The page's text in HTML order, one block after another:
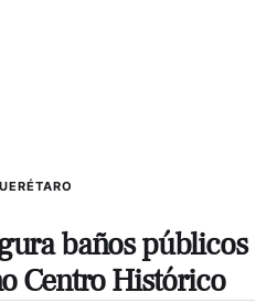
baños públicos
Centro Histórico